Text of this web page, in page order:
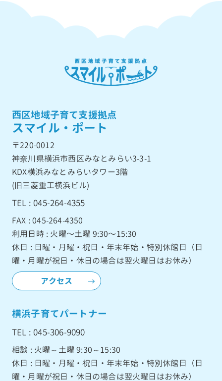
西区地域子育て支援拠点
スマイル・ポート
〒220-0012
神奈川県横浜市西区みなとみらい3-3-1
KDX横浜みなとみらいタワー3階
(旧三菱重工横浜ビル)
TEL : 045-264-4355
FAX : 045-264-4350
利用日時 : 火曜〜土曜 9:30〜15:30
休日 : 日曜・月曜・祝日・年末年始・特別休館日（日
曜・月曜が祝日・休日の場合は翌火曜日はお休み）
アクセス
横浜子育てパートナー
TEL : 045-306-9090
相談 : 火曜～土曜 9:30～15:30
休日 : 日曜・月曜・祝日・年末年始・特別休館日（日
曜・月曜が祝日・休日の場合は翌火曜日はお休み）